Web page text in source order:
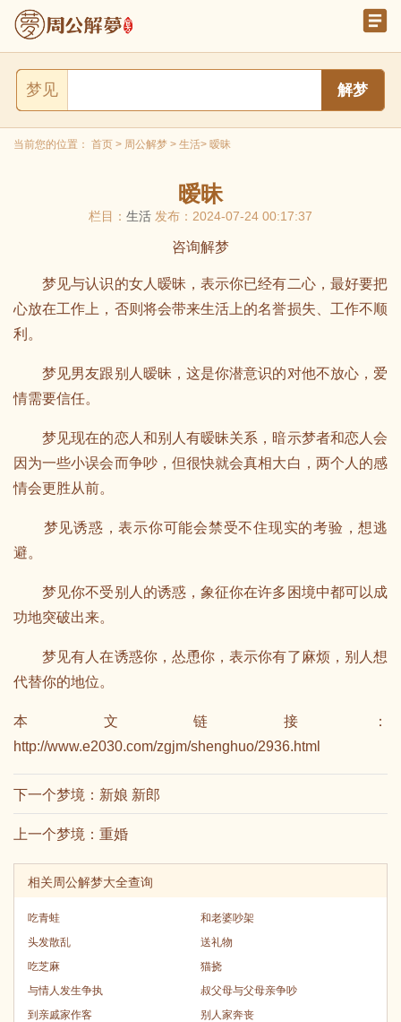
梦见
当前您的位置： 首页 > 周公解梦 > 生活> 暧昧
暧昧
栏目： 生活 发布：2024-07-24 00:17:37
咨询解梦
梦见与认识的女人暧昧，表示你已经有二心，最好要把
心放在工作上，否则将会带来生活上的名誉损失、工作不顺
利。
梦见男友跟别人暧昧，这是你潜意识的对他不放心，爱
情需要信任。
梦见现在的恋人和别人有暧昧关系，暗示梦者和恋人会
因为一些小误会而争吵，但很快就会真相大白，两个人的感
情会更胜从前。
梦见诱惑，表示你可能会禁受不住现实的考验，想逃
避。
梦见你不受别人的诱惑，象征你在许多困境中都可以成
功地突破出来。
梦见有人在诱惑你，怂恿你，表示你有了麻烦，别人想
代替你的地位。
本文链接：
http://www.e2030.com/zgjm/shenghuo/2936.html
下一个梦境： 新娘 新郎
上一个梦境： 重婚
相关周公解梦大全查询
吃青蛙
和老婆吵架
头发散乱
送礼物
吃芝麻
猫挠
与情人发生争执
叔父母与父母亲争吵
到亲戚家作客
别人家奔丧